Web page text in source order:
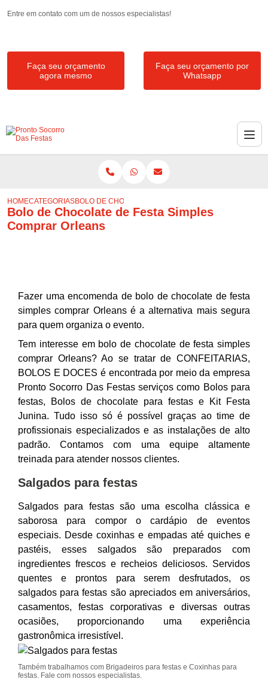
Entre em contato com um de nossos especialistas!
Faça seu orçamento
agora mesmo
Faça seu orçamento por
Whatsapp
HOMECATEGORIASBOLO DE CHOCOLATE DE FESTA SIMPLES COMPRAR
Bolo de Chocolate de Festa Simples
Comprar Orleans
Fazer uma encomenda de bolo de chocolate de festa
simples comprar Orleans é a alternativa mais segura
para quem organiza o evento.
Tem interesse em bolo de chocolate de festa simples
comprar Orleans? Ao se tratar de CONFEITARIAS,
BOLOS E DOCES é encontrada por meio da empresa
Pronto Socorro Das Festas serviços como Bolos para
festas, Bolos de chocolate para festas e Kit Festa
Junina. Tudo isso só é possível graças ao time de
profissionais especializados e as instalações de alto
padrão. Contamos com uma equipe altamente
treinada para atender nossos clientes.
Salgados para festas
Salgados para festas são uma escolha clássica e
saborosa para compor o cardápio de eventos
especiais. Desde coxinhas e empadas até quiches e
pastéis, esses salgados são preparados com
ingredientes frescos e recheios deliciosos. Servidos
quentes e prontos para serem desfrutados, os
salgados para festas são apreciados em aniversários,
casamentos, festas corporativas e diversas outras
ocasiões, proporcionando uma experiência
gastronômica irresistível.
Também trabalhamos com Brigadeiros para festas e Coxinhas para
festas. Fale com nossos especialistas.